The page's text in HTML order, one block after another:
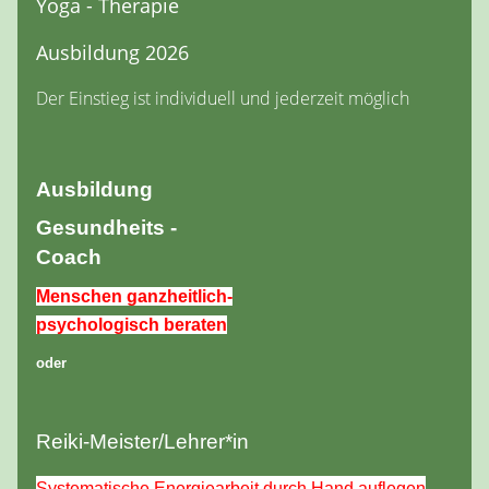
Ausbildung 2026
Der Einstieg ist individuell und jederzeit möglich
Ausbildung
Gesundheits -
Coach
Menschen ganzheitlich-
psychologisch beraten
oder
Reiki-Meister/Lehrer*in